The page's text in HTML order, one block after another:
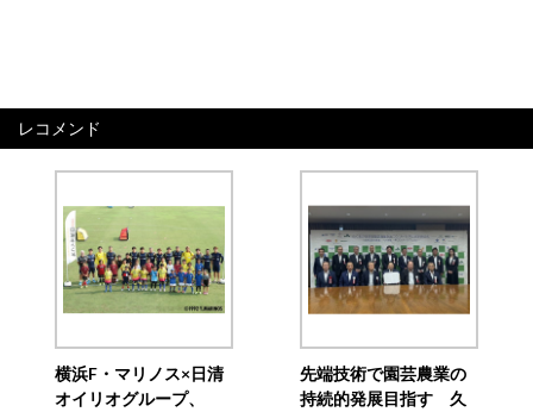
レコメンド
横浜F・マリノス×日清
オイリオグループ、
先端技術で園芸農業の
持続的発展目指す 久